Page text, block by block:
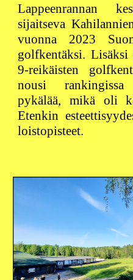
Lappeenrannan
sijaitseva
vuonna 2023
golfkentäksi.
9-reikäisten
nousi
pykälää, mikä oli
Etenkin
loistopisteet.